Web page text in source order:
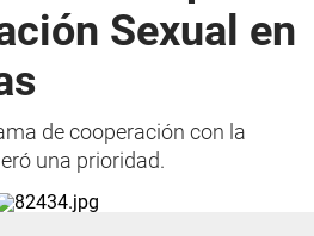
Sexual en
de cooperación con la
una prioridad.